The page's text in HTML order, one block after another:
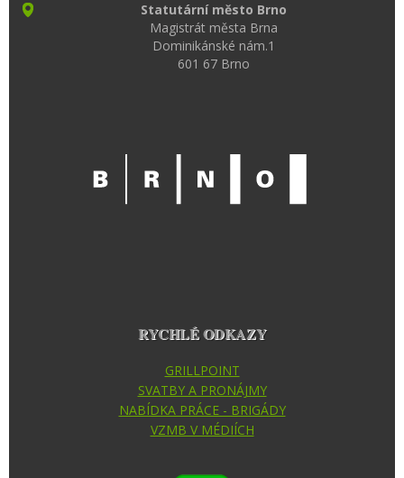
Statutární město Brno
Magistrát města Brna
Dominikánské nám.1
601 67 Brno
RYCHLÉ ODKAZY
GRILLPOINT
SVATBY A PRONÁJMY
NABÍDKA PRÁCE - BRIGÁDY
VZMB V MÉDIÍCH